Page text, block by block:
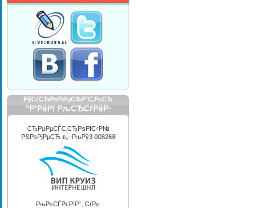
СЂРµРµСЃС‚СЂРѕРІС‹Р№
РЅРѕРјРµСЂ в„–РњРў3 008268
РњРѕСЃРєРІР°, СѓР».
РўСѓСЂРѕРїРµСЂР°С‚РѕСЂ
"Р’РёРї РљСЂСѓРёР·